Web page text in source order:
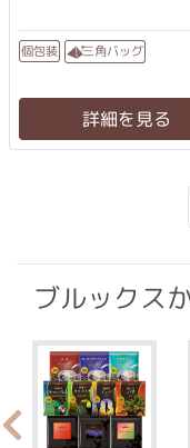
個包装 三角バッグ
詳細を見る
ブルックス